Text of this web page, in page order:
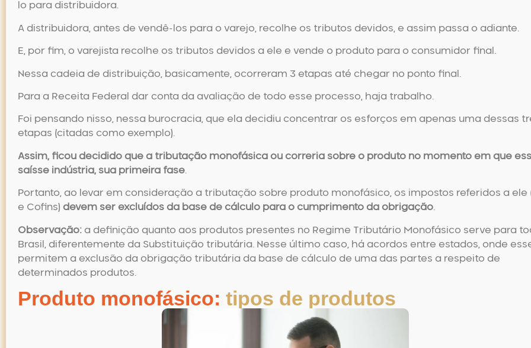
lo para distribuidora.
A distribuidora, antes de vendê-los para o varejo, recolhe os tributos devidos, e assim passa o adiante.
E, por fim, o varejista recolhe os tributos devidos a ele e vende o produto para o consumidor final.
Nessa cadeia de distribuição, basicamente, ocorreram 3 etapas até chegar no ponto final.
Para a Receita Federal dar conta da avaliação de todo esse processo, haja trabalho.
Foi pensando nisso, nessa burocracia, que ela decidiu concentrar os esforços em apenas uma dessas
etapas (citadas como exemplo).
Assim, ficou decidido que a tributação monofásica ou correria sobre o produto no momento em que
saísse indústria, sua primeira fase
Portanto, ao levar em consideração a tributação sobre produto monofásico , os impostos referidos a ele
e Cofins) devem ser excluídos da base de cálculo para o cumprimento da obrigação
Observação: a definição quanto aos produtos presentes no Regime Tributário Monofásico serve para
Brasil, diferentemente da Substituição tributária. Nesse último caso, há acordos entre estados, onde
permitem a exclusão da obrigação tributária da base de cálculo de uma das partes a respeito de
determinados produtos.
Produto monofásico: tipos de produtos